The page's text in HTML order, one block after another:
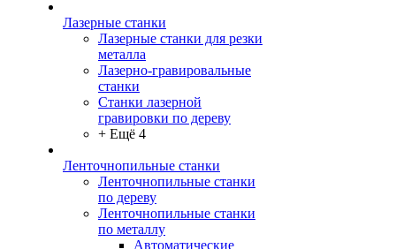
Лазерные станки
Лазерные станки для резки
металла
Лазерно-гравировальные
станки
Станки лазерной
гравировки по дереву
+ Ещё 4
Ленточнопильные станки
Ленточнопильные станки
по дереву
Ленточнопильные станки
по металлу
Автоматические